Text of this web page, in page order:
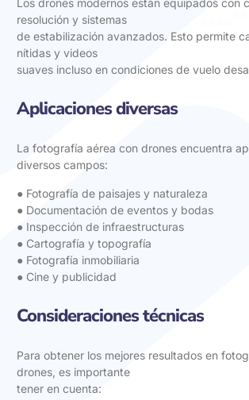
Los drones modernos están equipados con
resolución y sistemas
de estabilización avanzados. Esto permite
nítidas y videos
suaves incluso en condiciones de vuelo
Aplicaciones diversas
La fotografía aérea con drones encuentra
diversos campos:
● Fotografía de paisajes y naturaleza
● Documentación de eventos y bodas
● Inspección de infraestructuras
● Cartografía y topografía
● Fotografía inmobiliaria
● Cine y publicidad
Consideraciones técnicas
Para obtener los mejores resultados en
drones, es importante
tener en cuenta: